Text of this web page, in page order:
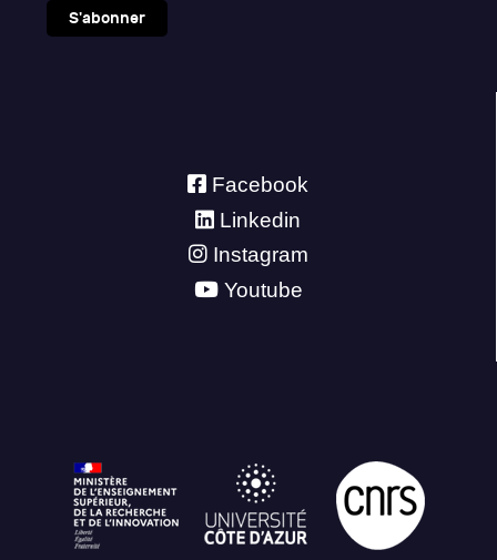
S'abonner
Facebook
Linkedin
Instagram
Youtube